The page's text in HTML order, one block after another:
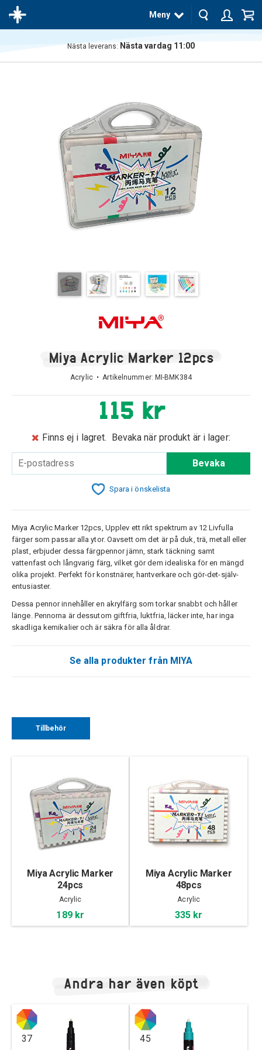
Meny
Nästa leverans: Nästa vardag 11:00
Miya Acrylic Marker 12pcs
Acrylic • Artikelnummer: MI-BMK384
115 kr
Finns ej i lagret. Bevaka när produkt är i lager:
Bevaka
Spara i önskelista
Miya Acrylic Marker 12pcs, Upplev ett rikt spektrum av 12 Livfulla
färger som passar alla ytor. Oavsett om det är på duk, trä, metall eller
plast, erbjuder dessa färgpennor jämn, stark täckning samt
vattenfast och långvarig färg, vilket gör dem idealiska för en mängd
olika projekt. Perfekt för konstnärer, hantverkare och gör-det-själv-
entusiaster.
Dessa pennor innehåller en akrylfärg som torkar snabbt och håller
länge. Pennorna är dessutom giftfria, luktfria, läcker inte, har inga
skadliga kemikalier och är säkra för alla åldrar.
Se alla produkter från MIYA
Tillbehör
Miya Acrylic Marker
24pcs
Acrylic
189 kr
Miya Acrylic Marker
48pcs
Acrylic
335 kr
Andra har även köpt
37 45